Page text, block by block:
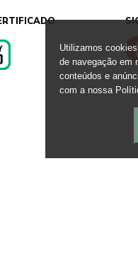
Utilizamos
de navegação em
conteúdos e
com a nossa